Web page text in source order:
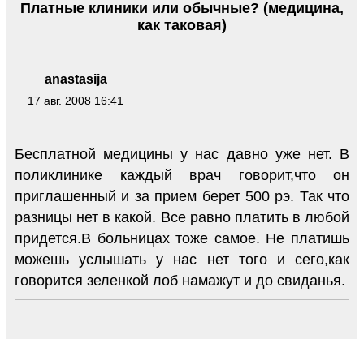
anastasija
17 авг. 2008 16:41
Платные клиники или обычные? (медицина,
как таковая)
Бесплатной медицины у нас давно уже нет. В
поликлинике каждый врач говорит,что он
приглашенный и за прием берет 500 рэ. Так что
разницы нет в какой. Все равно платить в любой
придется.В больницах тоже самое. Не платишь
можешь услышать у нас нет того и сего,как
говорится зеленкой лоб намажут и до свиданья.